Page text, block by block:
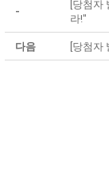
-
[당첨자
라!"
다음 [당첨자